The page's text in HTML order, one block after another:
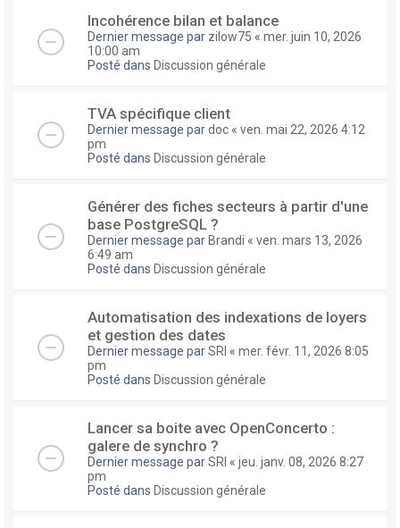
Incohérence bilan et balance
Dernier message par zilow75 « mer. juin 10, 2026
10:00 am
Posté dans Discussion générale
TVA spécifique client
Dernier message pardoc « ven. mai 22, 2026 4:12
pm
Posté dans Discussion générale
Générer des fiches secteurs à partir d'une
base PostgreSQL ?
Dernier message par Brandi « ven. mars 13, 2026
6:49 am
Posté dans Discussion générale
Automatisation des indexations de loyers
et gestion des dates
Dernier message parSRI « mer. févr. 11, 2026 8:05
pm
Posté dans Discussion générale
Lancer sa boite avec OpenConcerto :
galere de synchro ?
Dernier message parSRI « jeu. janv. 08, 2026 8:27
pm
Posté dans Discussion générale